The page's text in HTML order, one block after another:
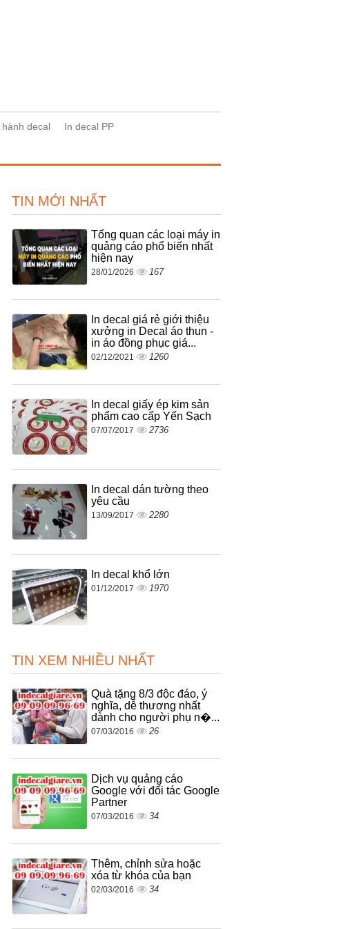
decal In decal PP
TIN MỚI NHẤT
Tổng quan các loại máy in
quảng cáo phổ biến nhất
hiện nay
28/01/2026 167
In decal giá rẻ giới thiệu
xưởng in Decal áo thun -
in áo đồng phục giá...
02/12/2021 1260
In decal giấy ép kim sản
phẩm cao cấp Yến Sạch
07/07/2017 2736
In decal dán tường theo
yêu cầu
13/09/2017 2280
In decal khổ lớn
01/12/2017 1970
TIN XEM NHIỀU NHẤT
Quà tặng 8/3 độc đáo, ý
nghĩa, dễ thương nhất
dành cho người phụ n�...
07/03/2016 26
Dịch vụ quảng cáo
Google với đối tác Google
Partner
07/03/2016 34
Thêm, chỉnh sửa hoặc
xóa từ khóa của bạn
02/03/2016 34